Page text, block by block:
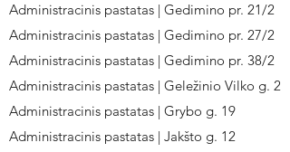
Administracinis pastatas | Gedimino pr. 21/2
Administracinis pastatas | Gedimino pr. 27/2
Administracinis pastatas | Gedimino pr. 38/2
Administracinis pastatas | Geležinio Vilko g. 2
Administracinis pastatas | Grybo g. 19
Administracinis pastatas | Jakšto g. 12